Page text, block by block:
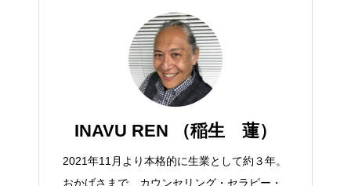
INAVU REN （稲生 蓮）
2021年11月より本格的に生業として約３年。
おかげさまで、カウンセリング・セラピー・